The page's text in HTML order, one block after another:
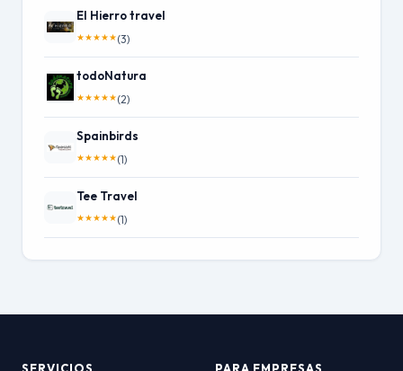
El Hierro travel
★★★★★(3)
todoNatura
★★★★★(2)
Spainbirds
★★★★★(1)
Tee Travel
★★★★★(1)